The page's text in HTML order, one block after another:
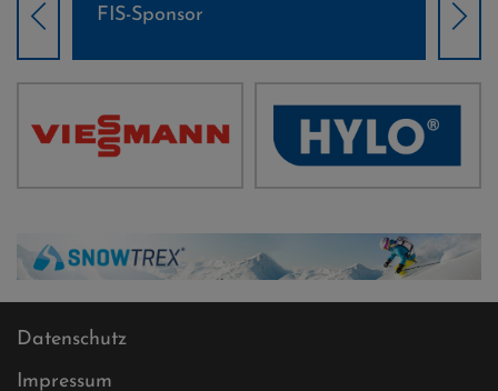
Weltcup-Sponsoren Damen